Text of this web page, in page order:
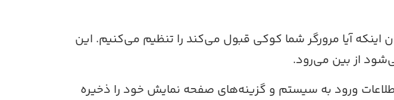
اینکه آیا مرورگر شما کوکی قبول می‌کند را تنظیم می‌کنیم. این
از بین می‌رود.
ورود به سیستم و گزینه‌های صفحه نمایش خود را ذخیره